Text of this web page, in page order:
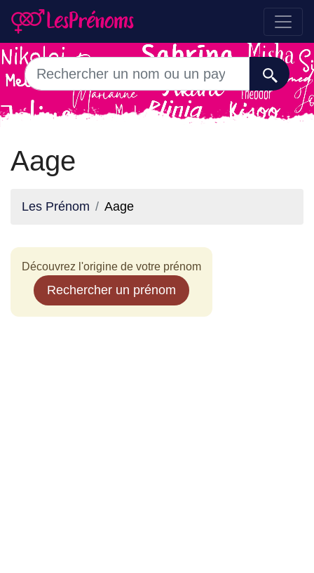
Aage
Les Prénom Aage
Découvrez l'origine de votre prénom
Rechercher un prénom